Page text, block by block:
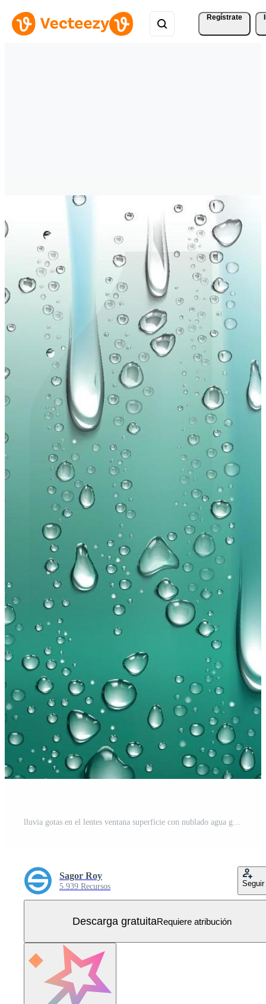
Regístrate
lluvia gotas en el lentes ventana superficie con nublado agua gotas aislado en transparente antecedentes Vector Gratis
Sagor Roy
5.939 Recursos Seguir
Descarga gratuitaRequiere atribución